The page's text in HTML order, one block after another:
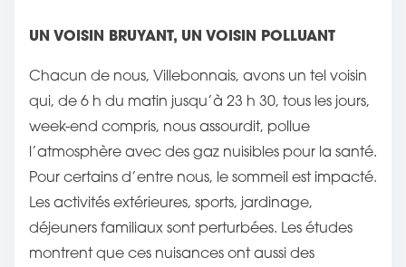
r
:
UN VOISIN BRUYANT, UN VOISIN POLLUANT
Chacun de nous, Villebonnais, avons un tel voisin
qui, de 6 h du matin jusqu’à 23 h 30, tous les jours,
week-end compris, nous assourdit, pollue
l’atmosphère avec des gaz nuisibles pour la santé.
Pour certains d’entre nous, le sommeil est impacté.
Les activités extérieures, sports, jardinage,
déjeuners familiaux sont perturbées. Les études
montrent que ces nuisances ont aussi des